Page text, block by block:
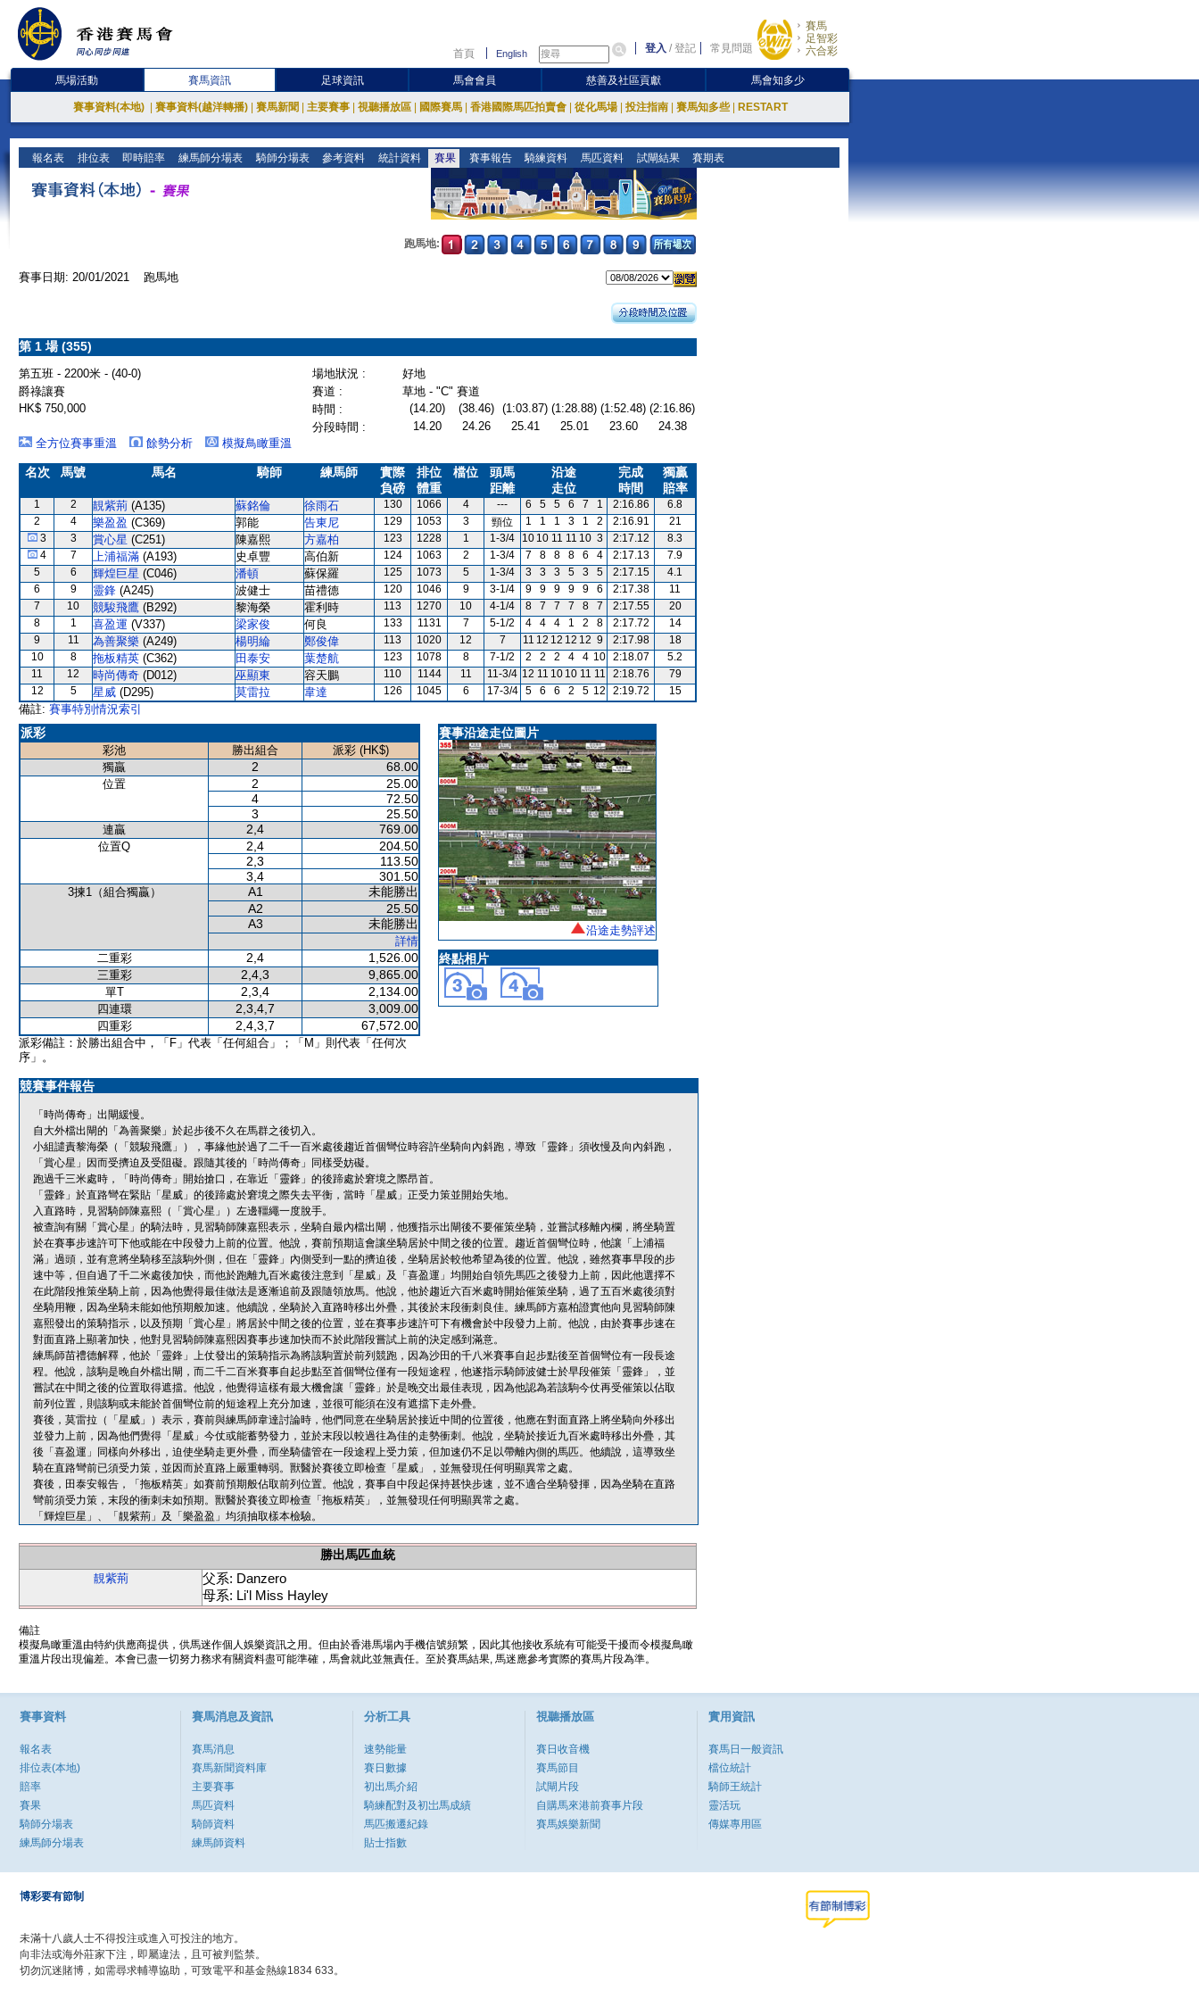
首頁 English 登入 /登記 常見問題
賽馬
足智彩
六合彩
馬場活動 賽馬資訊 足球資訊 馬會會員 慈善及社區貢獻 馬會知多少
賽事資料(本地) 賽事資料(越洋轉播) 賽馬新聞 主要賽事 視聽播放區 國際賽馬 香港國際馬匹拍賣會 從化馬場 投注指南 賽馬知多些 RESTART
報名表 排位表 即時賠率 練馬師分場表 騎師分場表 參考資料 統計資料 賽果 賽事報告 騎練資料 馬匹資料 試閘結果 賽期表
跑馬地:
賽事日期: 20/01/2021 跑馬地
第 1 場 (355)
第五班 - 2200米 - (40-0) 場地狀況 :
好地
爵祿讓賽
賽道 :
草地 - "C" 賽道
HK$ 750,000
時間 : (14.20) (38.46) (1:03.87) (1:28.88) (1:52.48) (2:16.86)
分段時間 :
14.20 24.26 25.41 25.01 23.60
24.38
全方位賽事重溫
餘勢分析 模擬鳥瞰重溫
名次 馬號 馬名 騎師 練馬師
實際
負磅
排位
體重
檔位
頭馬
距離
沿途
走位
完成
時間
獨贏
賠率
1 2 靚紫荊 (A135) 蘇銘倫 徐雨石 130 1066 4 --- 6 5 5 6 7 1 2:16.86
6.8
2
4 樂盈盈 (C369) 郭能 告東尼 129 1053 3 頸位 1 1 1 3 1 2 2:16.91
21
3
3 賞心星 (C251) 陳嘉熙 方嘉柏 123 1228 1 1-3/4 10 10 11 11 10 3 2:17.12
8.3
4
7 上浦福滿 (A193) 史卓豐 高伯新 124 1063 2 1-3/4 7 8 8 8 6 4 2:17.13
7.9
5
6 輝煌巨星 (C046) 潘頓 蘇保羅 125 1073 5 1-3/4 3 3 3 5 3 5 2:17.15
4.1
6
9 靈鋒 (A245) 波健士 苗禮德 120 1046 9 3-1/4 9 9 9 9 9 6 2:17.38
11
7
10 競駿飛鷹 (B292) 黎海榮 霍利時 113 1270 10 4-1/4 8 7 7 7 8 7 2:17.55
20
8
1 喜盈運 (V337) 梁家俊 何良 133 1131 7 5-1/2 4 4 4 1 2 8 2:17.72
14
9
11 為善聚樂 (A249) 楊明綸 鄭俊偉 113 1020 12 7 11 12 12 12 12 9 2:17.98
18
10
8 拖板精英 (C362) 田泰安 葉楚航 123 1078 8 7-1/2 2 2 2 4 4 10 2:18.07
5.2
11
12 時尚傳奇 (D012) 巫顯東 容天鵬 110 1144 11 11-3/4 12 11 10 10 11 11 2:18.76
79
12
5 星威 (D295) 莫雷拉 韋達 126 1045 6 17-3/4 5 6 6 2 5 12 2:19.72 15
備註: 賽事特別情況索引
派彩
彩池 勝出組合
派彩 (HK$)
獨贏
2 68.00
位置 2
25.00
4
72.50
3
25.50
連贏 2,4 769.00
位置Q 2,4
204.50
2,3
113.50
3,4
301.50
3揀1（組合獨贏） A1
未能勝出
A2
25.50
A3
未能勝出
詳情
二重彩
2,4 1,526.00
三重彩 2,4,3 9,865.00
單T 2,3,4 2,134.00
四連環 2,3,4,7 3,009.00
四重彩 2,4,3,7 67,572.00
派彩備註：於勝出組合中，「F」代表「任何組合」；「M」則代表「任何次
序」。
賽事沿途走位圖片
沿途走勢評述
終點相片
競賽事件報告
「時尚傳奇」出閘緩慢。
自大外檔出閘的「為善聚樂」於起步後不久在馬群之後切入。
小組譴責黎海榮（「競駿飛鷹」），事緣他於過了二千一百米處後趨近首個彎位時容許坐騎向內斜跑，導致「靈鋒」須收慢及向內斜跑，
「賞心星」因而受擠迫及受阻礙。跟隨其後的「時尚傳奇」同樣受妨礙。
跑過千三米處時，「時尚傳奇」開始搶口，在靠近「靈鋒」的後蹄處於窘境之際昂首。
「靈鋒」於直路彎在緊貼「星威」的後蹄處於窘境之際失去平衡，當時「星威」正受力策並開始失地。
入直路時，見習騎師陳嘉熙（「賞心星」）左邊韁繩一度脫手。
被查詢有關「賞心星」的騎法時，見習騎師陳嘉熙表示，坐騎自最內檔出閘，他獲指示出閘後不要催策坐騎，並嘗試移離內欄，將坐騎置
於在賽事步速許可下他或能在中段發力上前的位置。他說，賽前預期這會讓坐騎居於中間之後的位置。趨近首個彎位時，他讓「上浦福
滿」過頭，並有意將坐騎移至該駒外側，但在「靈鋒」內側受到一點的擠迫後，坐騎居於較他希望為後的位置。他說，雖然賽事早段的步
速中等，但自過了千二米處後加快，而他於跑離九百米處後注意到「星威」及「喜盈運」均開始自領先馬匹之後發力上前，因此他選擇不
在此階段推策坐騎上前，因為他覺得最佳做法是逐漸追前及跟隨領放馬。他說，他於趨近六百米處時開始催策坐騎，過了五百米處後須對
坐騎用鞭，因為坐騎未能如他預期般加速。他續說，坐騎於入直路時移出外疊，其後於末段衝刺良佳。練馬師方嘉柏證實他向見習騎師陳
嘉熙發出的策騎指示，以及預期「賞心星」將居於中間之後的位置，並在賽事步速許可下有機會於中段發力上前。他說，由於賽事步速在
對面直路上顯著加快，他對見習騎師陳嘉熙因賽事步速加快而不於此階段嘗試上前的決定感到滿意。
練馬師苗禮德解釋，他於「靈鋒」上仗發出的策騎指示為將該駒置於前列競跑，因為沙田的千八米賽事自起步點後至首個彎位有一段長途
程。他說，該駒是晚自外檔出閘，而二千二百米賽事自起步點至首個彎位僅有一段短途程，他遂指示騎師波健士於早段催策「靈鋒」，並
嘗試在中間之後的位置取得遮擋。他說，他覺得這樣有最大機會讓「靈鋒」於是晚交出最佳表現，因為他認為若該駒今仗再受催策以佔取
前列位置，則該駒或未能於首個彎位前的短途程上充分加速，並很可能須在沒有遮擋下走外疊。
賽後，莫雷拉（「星威」）表示，賽前與練馬師韋達討論時，他們同意在坐騎居於接近中間的位置後，他應在對面直路上將坐騎向外移出
並發力上前，因為他們覺得「星威」今仗或能蓄勢發力，並於末段以較過往為佳的走勢衝刺。他說，坐騎於接近九百米處時移出外疊，其
後「喜盈運」同樣向外移出，迫使坐騎走更外疊，而坐騎儘管在一段途程上受力策，但加速仍不足以帶離內側的馬匹。他續說，這導致坐
騎在直路彎前已須受力策，並因而於直路上嚴重轉弱。獸醫於賽後立即檢查「星威」，並無發現任何明顯異常之處。
賽後，田泰安報告，「拖板精英」如賽前預期般佔取前列位置。他說，賽事自中段起保持甚快步速，並不適合坐騎發揮，因為坐騎在直路
彎前須受力策，末段的衝刺未如預期。獸醫於賽後立即檢查「拖板精英」，並無發現任何明顯異常之處。
「輝煌巨星」、「靚紫荊」及「樂盈盈」均須抽取樣本檢驗。
勝出馬匹血統
靚紫荊
父系: Danzero
母系: Li'l Miss Hayley
備註
模擬鳥瞰重溫由特約供應商提供，供馬迷作個人娛樂資訊之用。但由於香港馬場內手機信號頻繁，因此其他接收系統有可能受干擾而令模擬鳥瞰
重溫片段出現偏差。本會已盡一切努力務求有關資料盡可能準確，馬會就此並無責任。至於賽馬結果, 馬迷應參考實際的賽馬片段為準。
賽事資料
報名表
排位表(本地)
賠率
賽果
騎師分場表
練馬師分場表
賽馬消息及資訊
賽馬消息
賽馬新聞資料庫
主要賽事
馬匹資料
騎師資料
練馬師資料
分析工具
速勢能量
賽日數據
初出馬介紹
騎練配對及初岀馬成績
馬匹搬遷紀錄
貼士指數
視聽播放區
賽日收音機
賽馬節目
試閘片段
自購馬來港前賽事片段
賽馬娛樂新聞
實用資訊
賽馬日一般資訊
檔位統計
騎師王統計
靈活玩
傳媒專用區
博彩要有節制
未滿十八歲人士不得投注或進入可投注的地方。
向非法或海外莊家下注，即屬違法，且可被判監禁。
切勿沉迷賭博，如需尋求輔導協助，可致電平和基金熱線1834 633。